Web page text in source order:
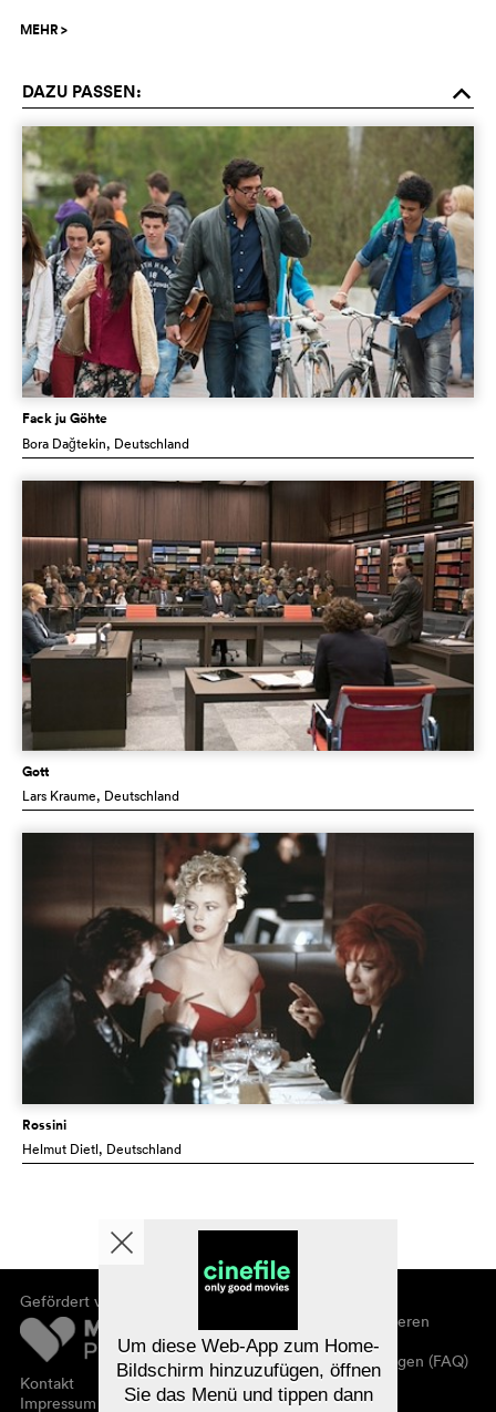
MEHR>
DAZU PASSEN: o
Fack ju Göhte
Bora Dağtekin, Deutschland
Gott
Lars Kraume, Deutschland
Rossini
Helmut Dietl, Deutschland
Gefördert von
Kontakt
Impressum
Registrieren/abonnieren
Newsletter
Häufig gestellte Fragen (FAQ)
Gutscheine
Um diese Web-App zum Home-
Bildschirm hinzuzufügen, öffnen
Sie das Menü und tippen dann